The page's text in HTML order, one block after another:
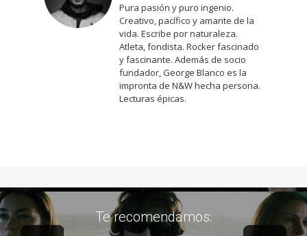
Pura pasión y puro ingenio.
Creativo, pacífico y amante de la
vida. Escribe por naturaleza.
Atleta, fondista. Rocker fascinado
y fascinante. Además de socio
fundador, George Blanco es la
impronta de N&W hecha persona.
Lecturas épicas.
Previous slide
Te recomendamos: